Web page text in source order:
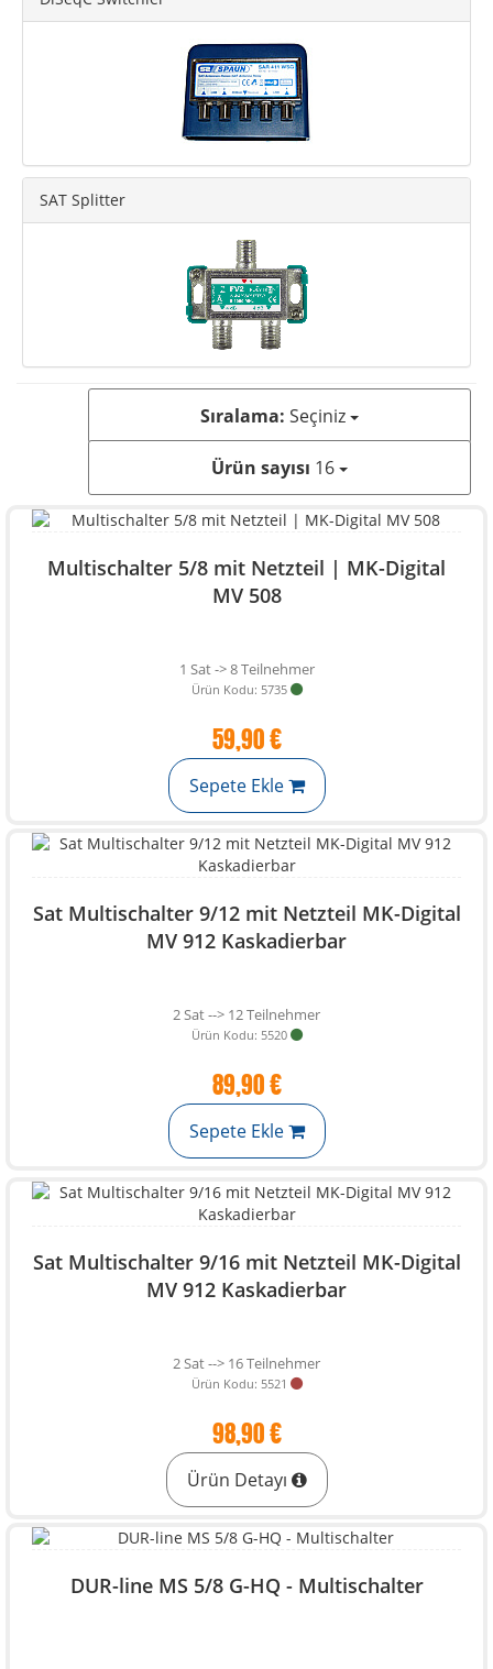
SAT Splitter
Sıralama: Seçiniz
Ürün sayısı 16
Multischalter 5/8 mit Netzteil | MK-Digital
MV 508
1 Sat -> 8 Teilnehmer
Ürün Kodu: 5735
59,90 €
Sepete Ekle
Sat Multischalter 9/12 mit Netzteil MK-Digital
MV 912 Kaskadierbar
2 Sat --> 12 Teilnehmer
Ürün Kodu: 5520
89,90 €
Sepete Ekle
Sat Multischalter 9/16 mit Netzteil MK-Digital
MV 912 Kaskadierbar
2 Sat --> 16 Teilnehmer
Ürün Kodu: 5521
98,90 €
Ürün Detayı
DUR-line MS 5/8 G-HQ - Multischalter